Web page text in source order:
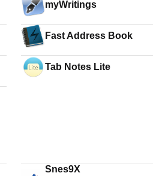
myWritings
Fast Address Book
Tab Notes Lite
Snes9X